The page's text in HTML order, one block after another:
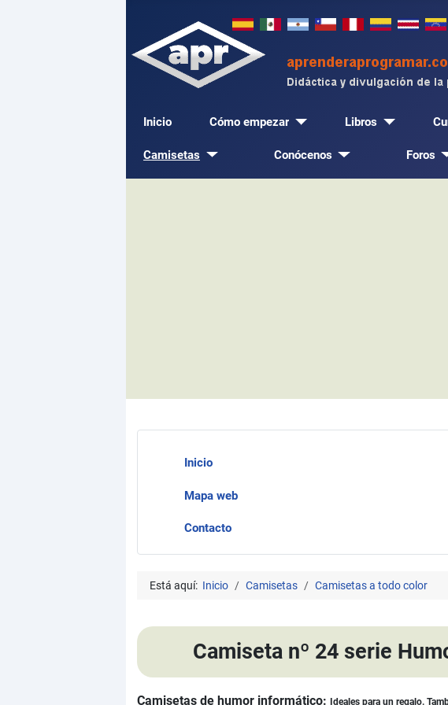
Inicio Cómo empezar Libros
Camisetas Conócenos Foros
Inicio
Mapa web
Contacto
Está aquí: Inicio Camisetas Camisetas a todo color
Camiseta nº 24 serie
Camisetas de humor informático: Ideales para un regalo.